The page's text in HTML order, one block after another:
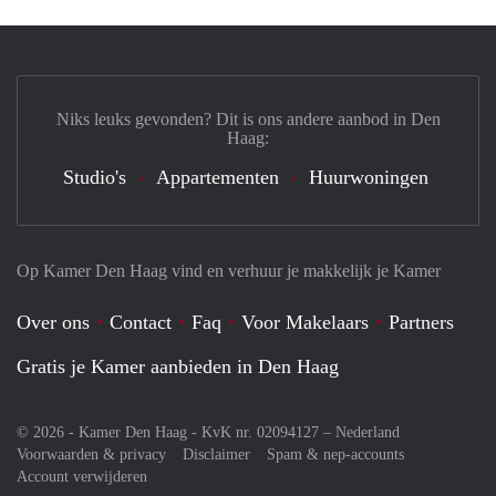
Op Kamer Den Haag vind en verhuur je makkelijk je Kamer
Over ons Contact Faq Voor Makelaars
Partners
Gratis je Kamer aanbieden in Den Haag
© 2026 - Kamer Den Haag - KvK nr. 02094127 – Nederland
Voorwaarden & privacy
Disclaimer
Spam & nep-accounts
Account verwijderen
Niks leuks gevonden? Dit is ons andere aanbod in Den
Haag:
Studio's Appartementen Huurwoningen